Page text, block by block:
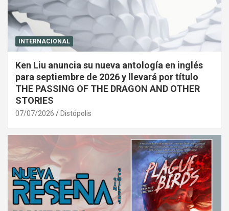
INTERNACIONAL
Ken Liu anuncia su nueva antología en inglés
para septiembre de 2026 y llevará por título
THE PASSING OF THE DRAGON AND OTHER
STORIES
07/07/2026 Distópolis